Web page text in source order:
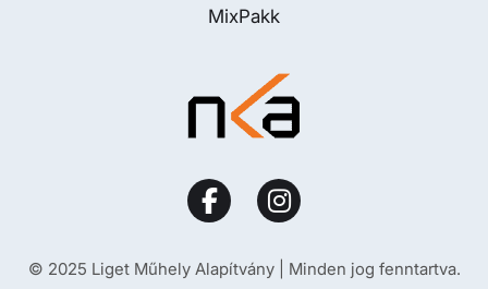
MixPakk
© 2025 Liget Műhely Alapítvány | Minden jog fenntartva.